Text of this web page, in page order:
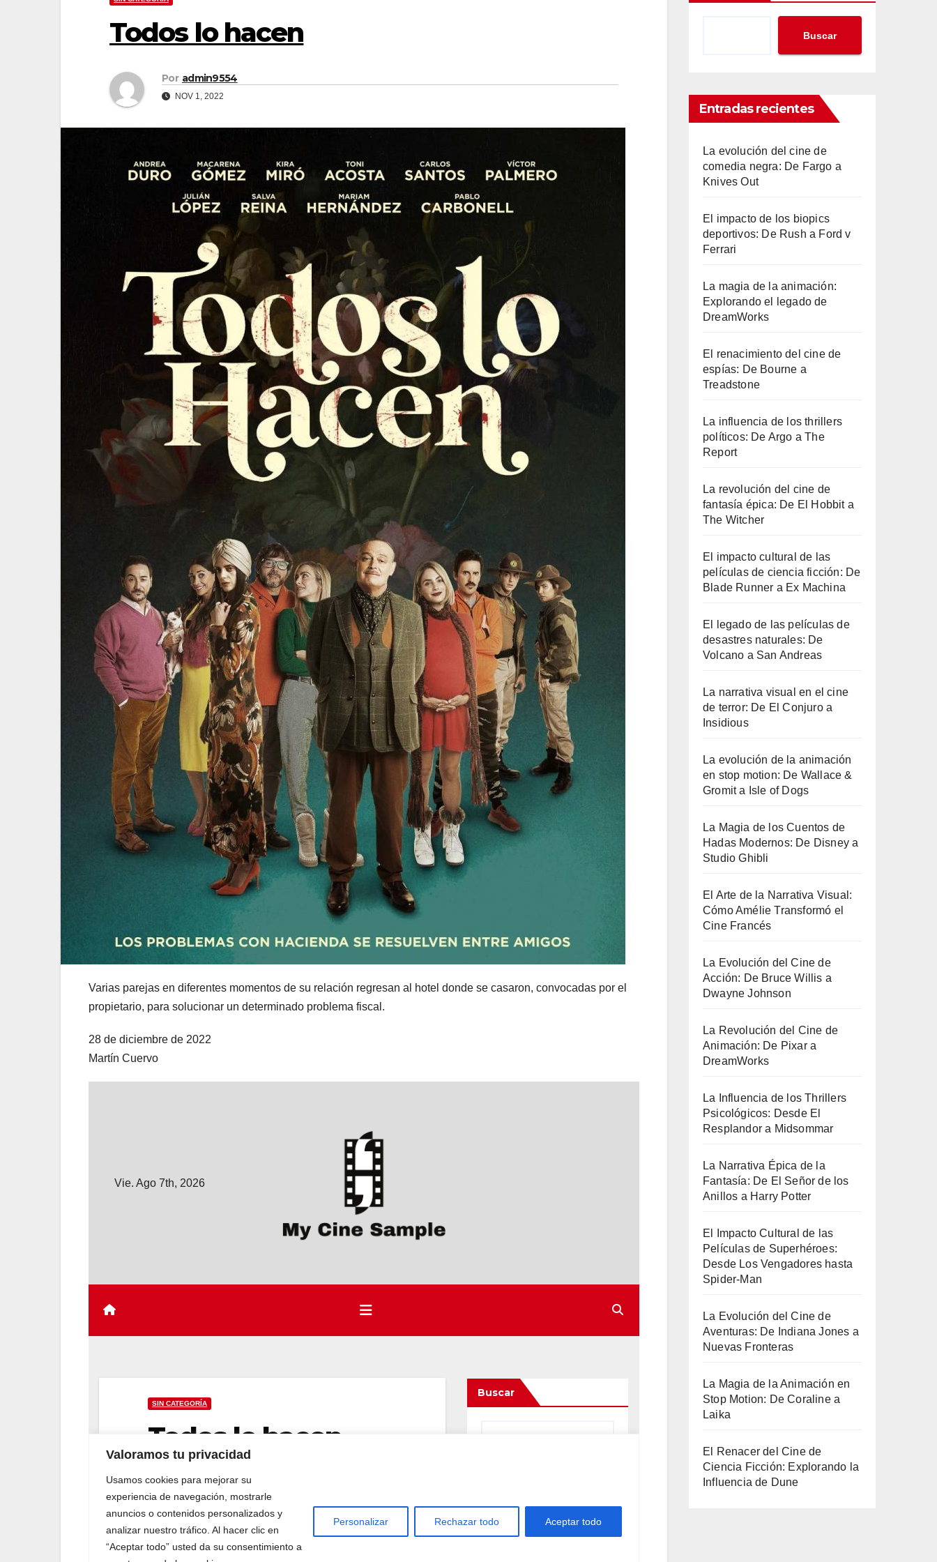
Todos lo hacen
Por admin9554
NOV 1, 2022
Varias parejas en diferentes momentos de su relación regresan al hotel donde se casaron, convocadas por el
propietario, para solucionar un determinado problema fiscal.
28 de diciembre de 2022
Martín Cuervo
Buscar
Entradas recientes
La evolución del cine de
comedia negra: De Fargo a
Knives Out
El impacto de los biopics
deportivos: De Rush a Ford v
Ferrari
La magia de la animación:
Explorando el legado de
DreamWorks
El renacimiento del cine de
espías: De Bourne a
Treadstone
La influencia de los thrillers
políticos: De Argo a The
Report
La revolución del cine de
fantasía épica: De El Hobbit a
The Witcher
El impacto cultural de las
películas de ciencia ficción: De
Blade Runner a Ex Machina
El legado de las películas de
desastres naturales: De
Volcano a San Andreas
La narrativa visual en el cine
de terror: De El Conjuro a
Insidious
La evolución de la animación
en stop motion: De Wallace &
Gromit a Isle of Dogs
La Magia de los Cuentos de
Hadas Modernos: De Disney a
Studio Ghibli
El Arte de la Narrativa Visual:
Cómo Amélie Transformó el
Cine Francés
La Evolución del Cine de
Acción: De Bruce Willis a
Dwayne Johnson
La Revolución del Cine de
Animación: De Pixar a
DreamWorks
La Influencia de los Thrillers
Psicológicos: Desde El
Resplandor a Midsommar
La Narrativa Épica de la
Fantasía: De El Señor de los
Anillos a Harry Potter
El Impacto Cultural de las
Películas de Superhéroes:
Desde Los Vengadores hasta
Spider-Man
La Evolución del Cine de
Aventuras: De Indiana Jones a
Nuevas Fronteras
La Magia de la Animación en
Stop Motion: De Coraline a
Laika
El Renacer del Cine de
Ciencia Ficción: Explorando la
Influencia de Dune